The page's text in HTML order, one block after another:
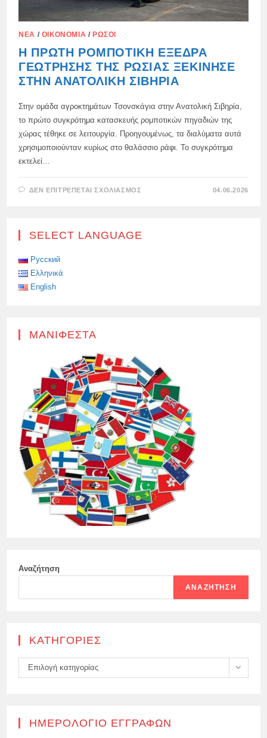
ΝΈΑ / ΟΙΚΟΝΟΜΊΑ /ΡΏΣΟΙ
Η ΠΡΏΤΗ ΡΟΜΠΟΤΙΚΉ ΕΞΈΔΡΑ
ΓΕΏΤΡΗΣΗΣ ΤΗΣ ΡΩΣΊΑΣ ΞΕΚΊΝΗΣΕ
ΣΤΗΝ ΑΝΑΤΟΛΙΚΉ ΣΙΒΗΡΊΑ
Στην ομάδα αγροκτημάτων Τσονσκάγια στην Ανατολική Σιβηρία,
το πρώτο συγκρότημα κατασκευής ρομποτικών πηγαδιών της
χώρας τέθηκε σε λειτουργία. Προηγουμένως, τα διαλύματα αυτά
χρησιμοποιούνταν κυρίως στο θαλάσσιο ράφι. Το συγκρότημα
εκτελεί…
ΔΕΝ ΕΠΙΤΡΈΠΕΤΑΙ ΣΧΟΛΙΑΣΜΌΣ
ΤΗΣ
04.06.2026
SELECT LANGUAGE
Русский
Ελληνικά
English
ΜΑΝΙΦΈΣΤΑ
Αναζήτηση
ΑΝΑΖΉΤΗΣΗ
KΑΤΗΓΟΡΊΕΣ
Kατηγορίες
Επιλογή κατηγορίας
ΗΜΕΡΟΛΌΓΙΟ ΕΓΓΡΑΦΏΝ